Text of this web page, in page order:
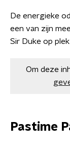
De energieke
een van zijn
Sir Duke op
Om deze
Pastime